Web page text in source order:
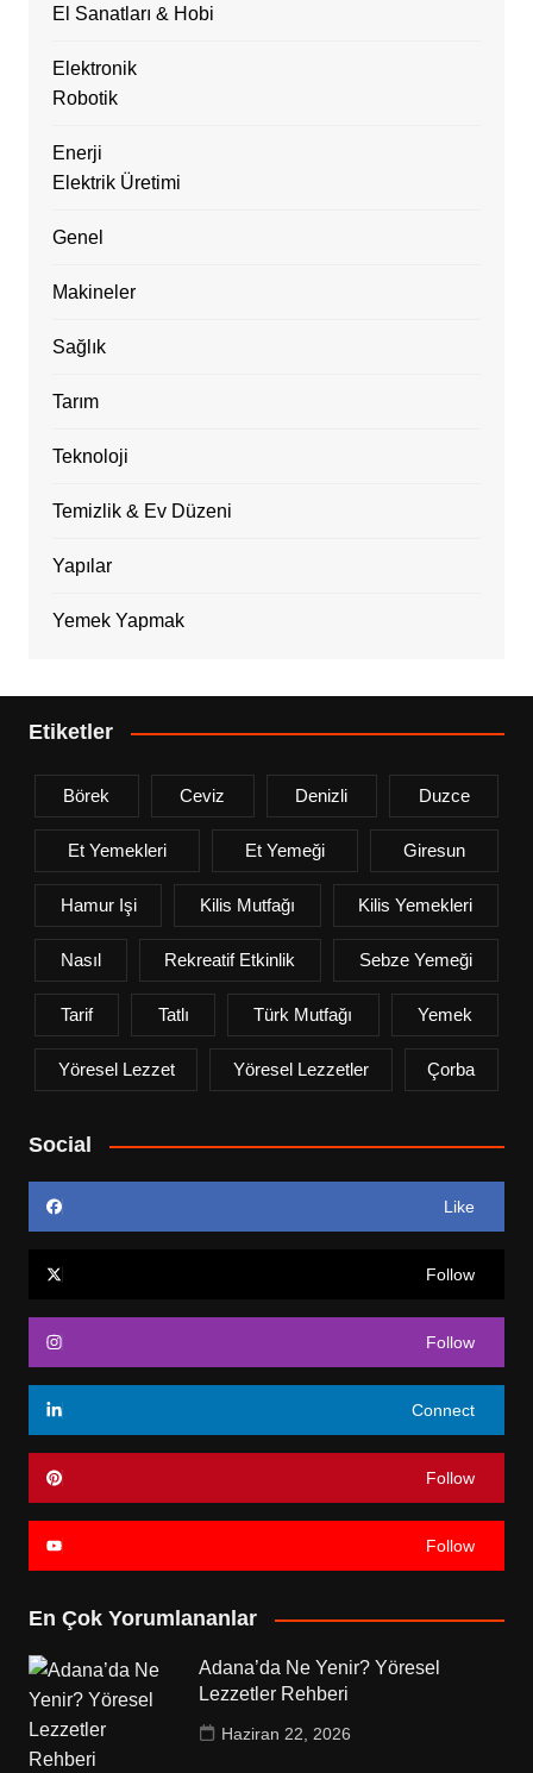
El Sanatları & Hobi
Elektronik
Robotik
Enerji
Elektrik Üretimi
Genel
Makineler
Sağlık
Tarım
Teknoloji
Temizlik & Ev Düzeni
Yapılar
Yemek Yapmak
Etiketler
Börek Ceviz Denizli Duzce
Et Yemekleri Et Yemeği Giresun
Hamur Işi Kilis Mutfağı Kilis Yemekleri
Nasıl Rekreatif Etkinlik Sebze Yemeği
Tarif Tatlı Türk Mutfağı Yemek
Yöresel Lezzet Yöresel Lezzetler Çorba
Social
Like
Follow
Follow
Connect
Follow
Follow
En Çok Yorumlananlar
Adana’da Ne Yenir? Yöresel
Lezzetler Rehberi
Haziran 22, 2026